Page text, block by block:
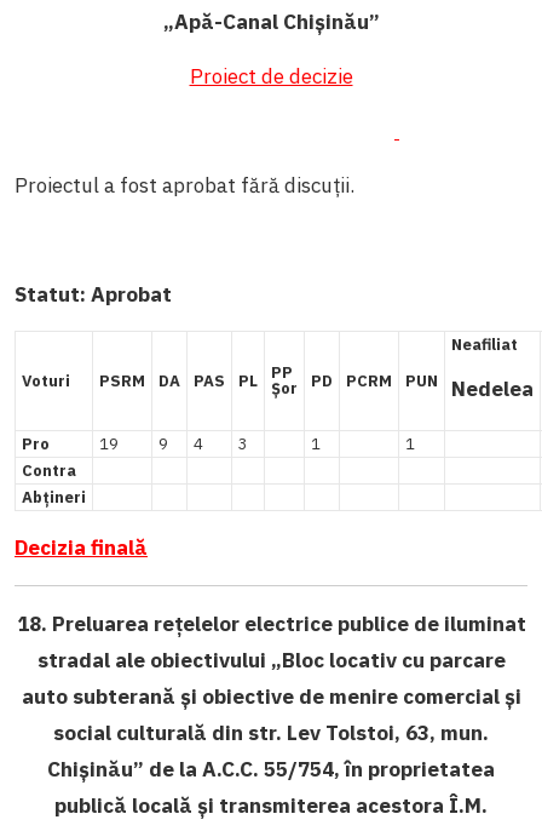
„Apă-Canal Chișinău”
Proiect de decizie
Proiectul a fost aprobat fără discuții.
Statut: Aprobat
Voturi PSRM DA PAS PL PP
Șor PD PCRM PUN
Neafiliat
Nedelea
Pro 19 9 4 3 1
1
Contra
Abțineri
Decizia finală
18. Preluarea rețelelor electrice publice de iluminat
stradal ale obiectivului „Bloc locativ cu parcare
auto subterană și obiective de menire comercial și
social culturală din str. Lev Tolstoi, 63, mun.
Chișinău” de la A.C.C. 55/754, în proprietatea
publică locală și transmiterea acestora Î.M.